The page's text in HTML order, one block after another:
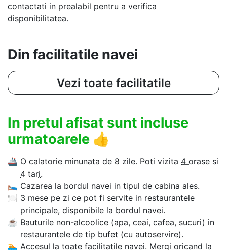
contactati in prealabil pentru a verifica
disponibilitatea.
Din facilitatile navei
Vezi toate facilitatile
In pretul afisat sunt incluse
urmatoarele 👍
🚢 O calatorie minunata de 8 zile. Poti vizita 4 orase si
4 tari.
🛌 Cazarea la bordul navei in tipul de cabina ales.
🍽 3 mese pe zi ce pot fi servite in restaurantele
principale, disponibile la bordul navei.
☕ Bauturile non-alcoolice (apa, ceai, cafea, sucuri) in
restaurantele de tip bufet (cu autoservire).
🏊‍ Accesul la toate facilitatile navei. Mergi oricand la